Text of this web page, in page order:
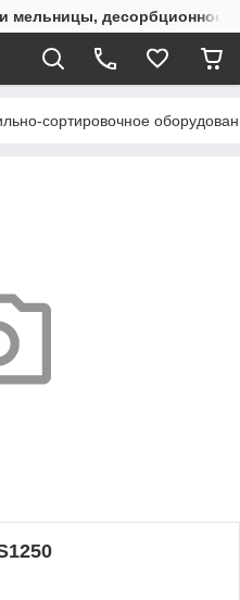
мельницы, десорбционное
сортировочное